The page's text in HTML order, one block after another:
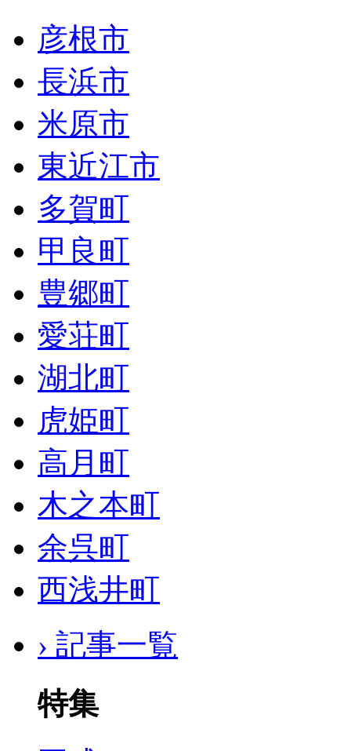
彦根市
長浜市
米原市
東近江市
多賀町
甲良町
豊郷町
愛荘町
湖北町
虎姫町
高月町
木之本町
余呉町
西浅井町
› 記事一覧
特集